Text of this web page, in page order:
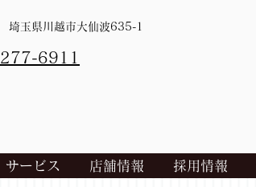
玉県川越市大仙波635-1
6911
サービス 店舗情報 採用情報